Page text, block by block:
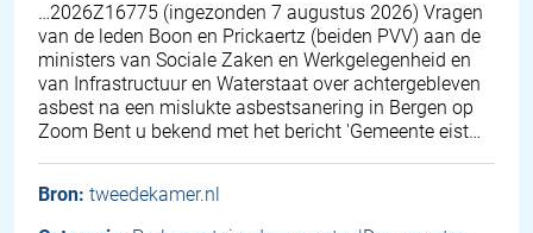
… 2026Z16775 (ingezonden 7 augustus 2026) Vragen
van de leden Boon en Prickaertz (beiden PVV) aan de
ministers van Sociale Zaken en Werkgelegenheid en
van Infrastructuur en Waterstaat over achtergebleven
asbest na een mislukte asbestsanering in Bergen op
Zoom Bent u bekend met het bericht 'Gemeente eist…
Bron: tweedekamer.nl